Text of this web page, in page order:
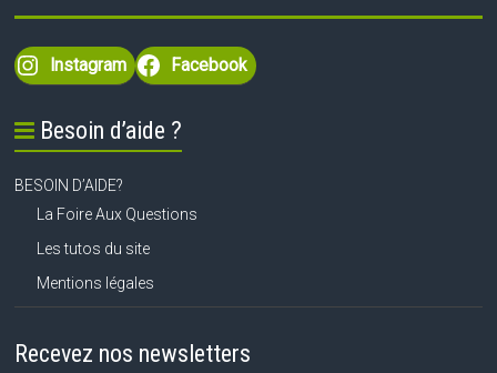
Instagram Facebook
Besoin d’aide ?
BESOIN D’AIDE?
La Foire Aux Questions
Les tutos du site
Mentions légales
Recevez nos newsletters